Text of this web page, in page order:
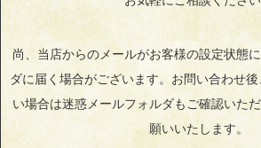
尚、当店からのメールがお客様の設定状態
ダに届く場合がございます。お問い合わせ
い場合は迷惑メールフォルダもご確認いた
願いいたします。